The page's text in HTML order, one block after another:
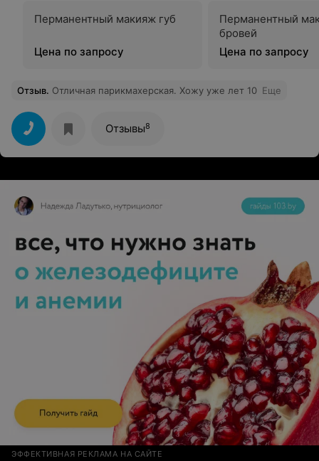
Перманентный макияж губ
Цена по запросу
Перманентный
бровей
Цена по запросу
Отзыв. Отличная парикмахерская. Хожу уже лет 10 Еще
Отзывы8
ЭФФЕКТИВНАЯ РЕКЛАМА НА САЙТЕ